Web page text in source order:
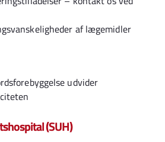
af lægemidler
udvider
(SUH)